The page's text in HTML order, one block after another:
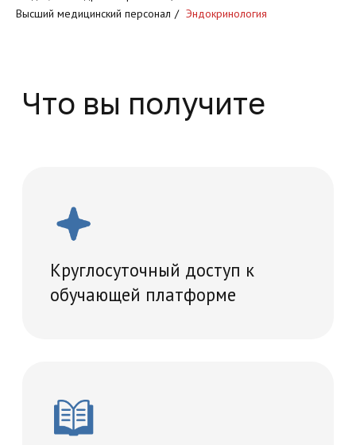
Высший медицинский персонал / Эндокринология
Проведение итогового
Доступ к обучающим
программам
переподготовки